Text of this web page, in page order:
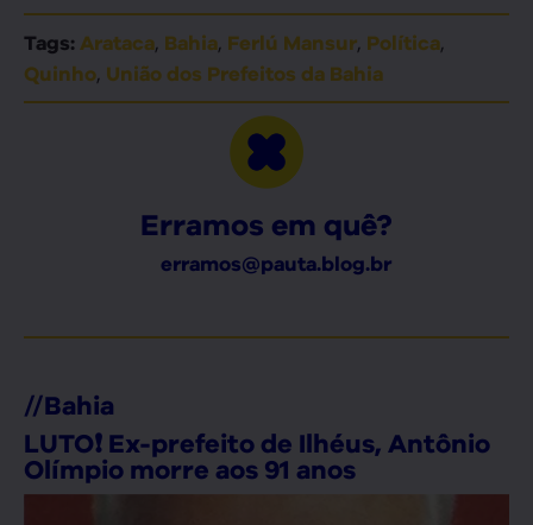
Tags: Arataca, Bahia, Ferlú Mansur, Política,
Quinho, União dos Prefeitos da Bahia
Erramos em quê?
erramos@pauta.blog.br
//Bahia
LUTO❗ Ex-prefeito de Ilhéus, Antônio
Olímpio morre aos 91 anos